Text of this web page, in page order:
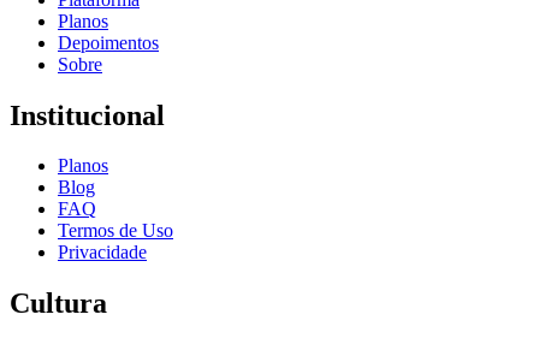
Planos
Depoimentos
Sobre
Institucional
Planos
Blog
FAQ
Termos de Uso
Privacidade
Cultura